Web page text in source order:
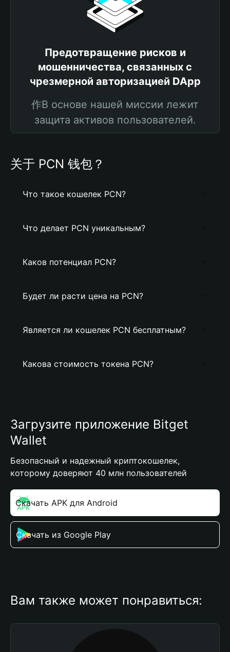
Предотвращение рисков и
мошенничества, связанных с
чрезмерной авторизацией DApp
作В основе нашей миссии лежит
защита активов пользователей.
关于 PCN 钱包？
Что такое кошелек PCN?
Что делает PCN уникальным?
Каков потенциал PCN?
Будет ли расти цена на PCN?
Является ли кошелек PCN бесплатным?
Какова стоимость токена PCN?
Загрузите приложение Bitget
Wallet
Безопасный и надежный криптокошелек,
которому доверяют 40 млн пользователей
Скачать APK для Android
Скачать из Google Play
Вам также может понравиться: